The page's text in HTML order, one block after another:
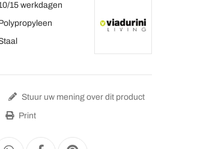
15 werkdagen
Stuur uw mening over dit product
Print